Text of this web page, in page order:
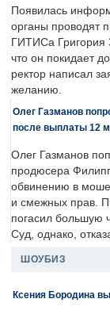
Появилась
органы проводят
ГИТИСа Григория
что он покидает
ректор написал
желанию.
Олег Газманов
после выплаты 12
Олег Газманов
продюсера
обвинению в
и смежных прав.
погасил большую
Суд, однако,
ШОУБИЗ
Ксения Бородина